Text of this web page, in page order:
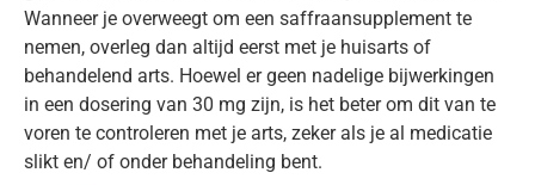
Wanneer je overweegt om een saffraansupplement te
nemen, overleg dan altijd eerst met je huisarts of
behandelend arts. Hoewel er geen nadelige bijwerkingen
in een dosering van 30 mg zijn, is het beter om dit van te
voren te controleren met je arts, zeker als je al medicatie
slikt en/ of onder behandeling bent.